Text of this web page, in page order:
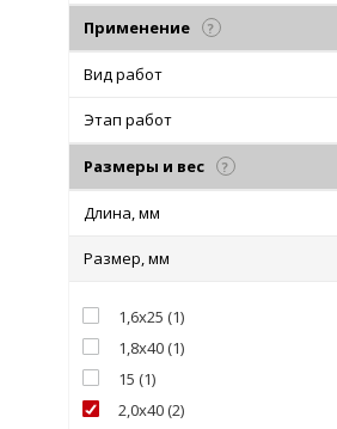
В комплекте
Применение ?
Вид работ
Этап работ
Размеры и вес ?
Длина, мм
Размер, мм
1,6х25 (1)
1,8х40 (1)
15 (1)
2,0х40 (2)